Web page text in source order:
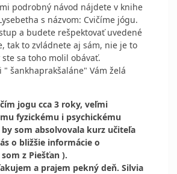
podrobný návod nájdete v knihe
s názvom: Cvičíme jógu.
a budete rešpektovať uvedené
tak to zvládnete aj sám, nie je to
sa toho molil obávať.
šankhaprakšaláne" Vám želá
jogu cca 3 roky, veľmi
fyzickému i psychickému
som absolvovala kurz učiteľa
o bližšie informácie o
z Piešťan ).
a prajem pekný deň. Silvia